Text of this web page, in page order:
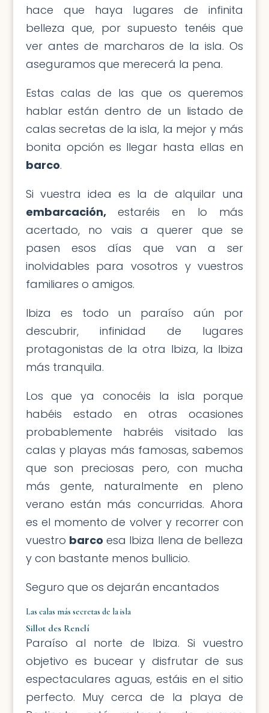
hace que haya lugares de infinita
belleza que, por supuesto tenéis que
ver antes de marcharos de la isla. Os
aseguramos que merecerá la pena.
Estas calas de las que os queremos
hablar están dentro de un listado de
calas secretas de la isla, la mejor y más
bonita opción es llegar hasta ellas en
barco.
Si vuestra idea es la de alquilar una
embarcación,estaréis en lo más
acertado, no vais a querer que se
pasen esos días que van a ser
inolvidables para vosotros y vuestros
familiares o amigos.
Ibiza es todo un paraíso aún por
descubrir, infinidad de lugares
protagonistas de la otra Ibiza, la Ibiza
más tranquila.
Los que ya conocéis la isla porque
habéis estado en otras ocasiones
probablemente habréis visitado las
calas y playas más famosas, sabemos
que son preciosas pero, con mucha
más gente, naturalmente en pleno
verano están más concurridas. Ahora
es el momento de volver y recorrer con
vuestro barco esa Ibiza llena de belleza
y con bastante menos bullicio.
Seguro que os dejarán encantados
Las calas más secretas de la isla
Sillot des Renclí
Paraíso al norte de Ibiza. Si vuestro
objetivo es bucear y disfrutar de sus
espectaculares aguas, estáis en el sitio
perfecto. Muy cerca de la playa de